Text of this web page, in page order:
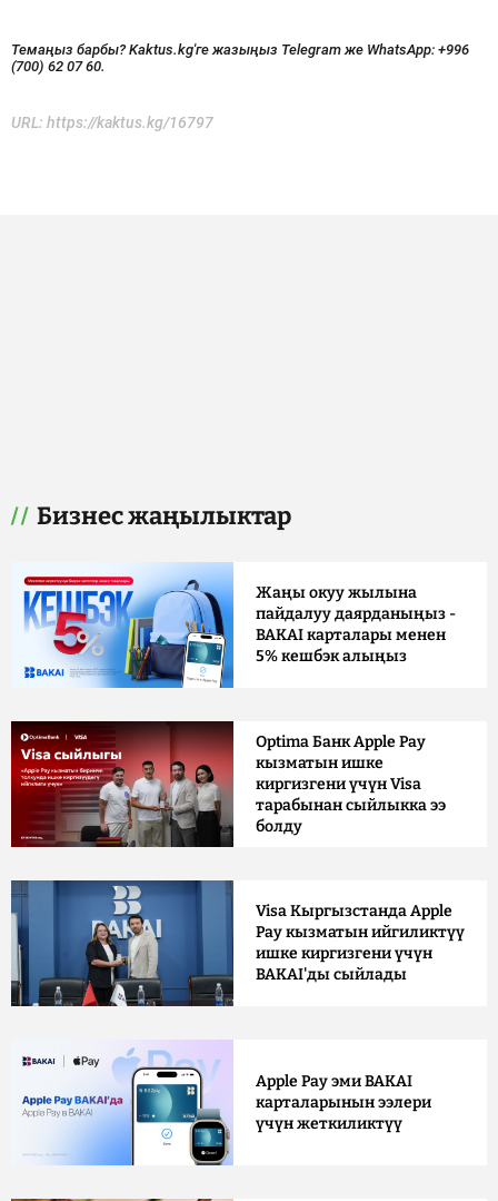
Темаңыз барбы? Kaktus.kg'ге жазыңыз Telegram же WhatsApp: +996
(700) 62 07 60.
URL: https://kaktus.kg/16797
Бизнес жаңылыктар
Жаңы окуу жылына
пайдалуу даярданыңыз -
BAKAI карталары менен
5% кешбэк алыңыз
Optima Банк Apple Pay
кызматын ишке
киргизгени үчүн Visa
тарабынан сыйлыкка ээ
болду
Visa Кыргызстанда Apple
Pay кызматын ийгиликтүү
ишке киргизгени үчүн
BAKAI'ды сыйлады
Apple Pay эми BAKAI
карталарынын ээлери
үчүн жеткиликтүү